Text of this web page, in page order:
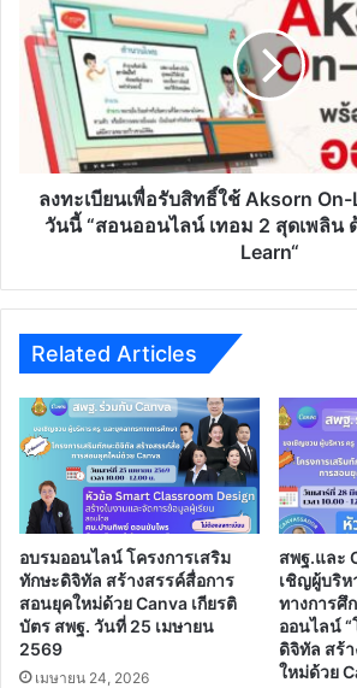
เพื่อ
รับ
สิทธิ์
ใช้
Aksorn
On-
Learn
ฟรี❗️
นี้
ออนไลน์
เทอม
2
สุด
เพลิน
Aksorn
On-
Learn“
ลงทะเบียนเพื่อรับสิทธิ์ใช้ Aksorn On-
วันนี้ “สอนออนไลน์ เทอม 2 สุดเพลิน
Learn“
Related Articles
อบรมออนไลน์ โครงการเสริม
ทักษะดิจิทัล สร้างสรรค์สื่อการ
สอนยุคใหม่ด้วย Canva เกียรติ
บัตร สพฐ. วันที่ 25 เมษายน
2569
เมษายน 24, 2026
สพฐ.และ
เชิญผู้บริห
ทางการศึ
ออนไลน์ “
ดิจิทัล สร้
ใหม่ด้วย